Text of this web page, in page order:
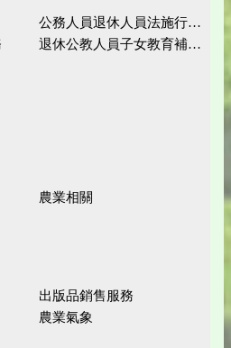
公務人員退休人員法施行細則
退休公教人員子女教育補助規定
農業相關
出版品銷售服務
農業氣象